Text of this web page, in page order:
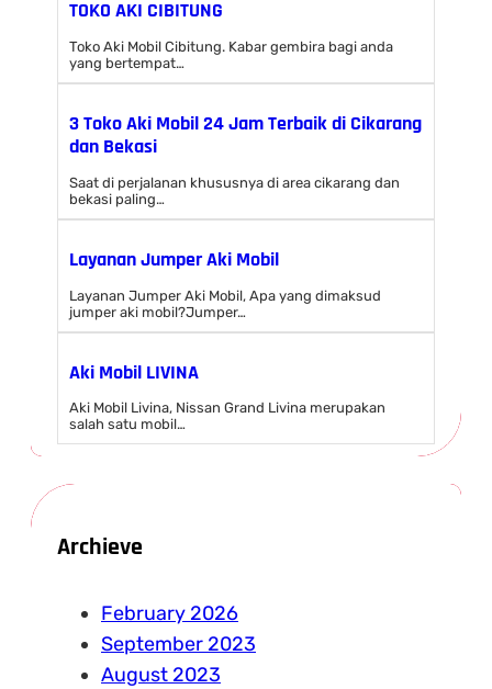
TOKO AKI CIBITUNG
Toko Aki Mobil Cibitung. Kabar gembira bagi anda
yang bertempat…
3 Toko Aki Mobil 24 Jam Terbaik di Cikarang
dan Bekasi
Saat di perjalanan khususnya di area cikarang dan
bekasi paling…
Layanan Jumper Aki Mobil
Layanan Jumper Aki Mobil, Apa yang dimaksud
jumper aki mobil?Jumper…
Aki Mobil LIVINA
Aki Mobil Livina, Nissan Grand Livina merupakan
salah satu mobil…
Archieve
February 2026
September 2023
August 2023